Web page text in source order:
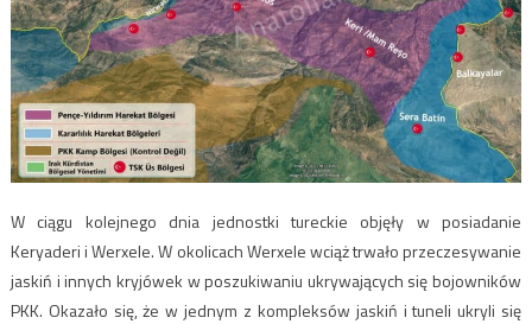
W ciągu kolejnego dnia jednostki tureckie objęły w posiadanie
Keryaderi i Werxele. W okolicach Werxele wciąż trwało przeczesywanie
jaskiń i innych kryjówek w poszukiwaniu ukrywających się bojowników
PKK. Okazało się, że w jednym z kompleksów jaskiń i tuneli ukryli się